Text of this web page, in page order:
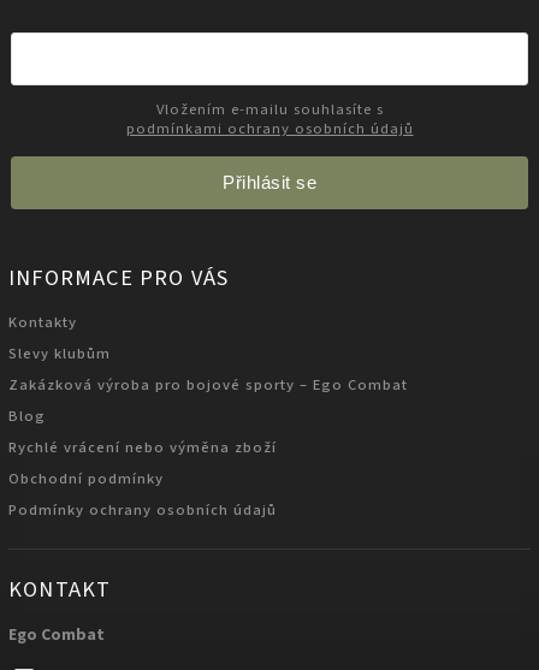
podmínkami ochrany osobních údajů
Přihlásit se
INFORMACE PRO VÁS
Kontakty
Slevy klubům
Zakázková výroba pro bojové sporty – Ego Combat
Blog
Rychlé vrácení nebo výměna zboží
Obchodní podmínky
Podmínky ochrany osobních údajů
KONTAKT
Ego Combat